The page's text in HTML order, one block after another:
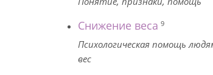
Снижение веса 9
Психологическая помощь
вес